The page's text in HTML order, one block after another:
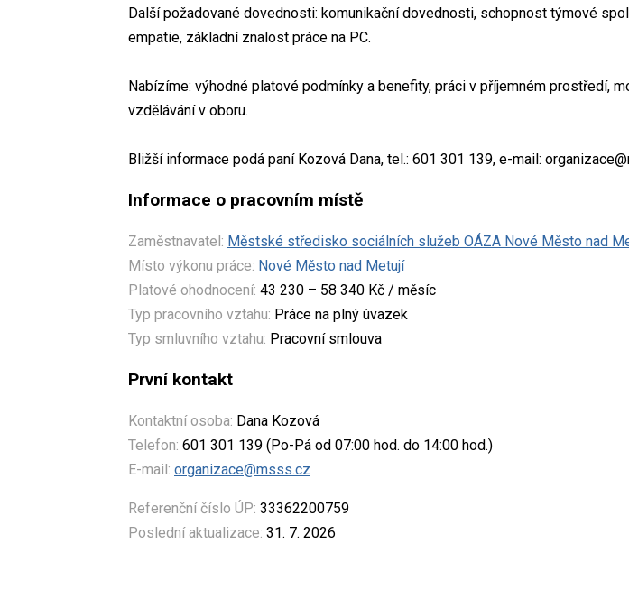
Další požadované dovednosti: komunikační dovednosti, schopnost týmové
empatie, základní znalost práce na PC.
Nabízíme: výhodné platové podmínky a benefity, práci v příjemném prostředí,
vzdělávání v oboru.
Bližší informace podá paní Kozová Dana, tel.: 601 301 139, e-mail:
Informace o pracovním místě
Zaměstnavatel: Městské středisko sociálních služeb OÁZA Nové Město nad
Místo výkonu práce: Nové Město nad Metují
Platové ohodnocení: 43 230 – 58 340 Kč / měsíc
Typ pracovního vztahu: Práce na plný úvazek
Typ smluvního vztahu: Pracovní smlouva
První kontakt
Kontaktní osoba: Dana Kozová
Telefon: 601 301 139 (Po-Pá od 07:00 hod. do 14:00 hod.)
E-mail: organizace@msss.cz
Referenční číslo ÚP: 33362200759
Poslední aktualizace: 31. 7. 2026